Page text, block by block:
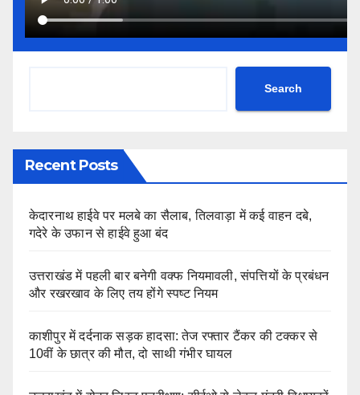
Search
Recent Posts
केदारनाथ हाईवे पर मलबे का सैलाब, तिलवाड़ा में कई वाहन दबे,
गदेरे के उफान से हाईवे हुआ बंद
उत्तराखंड में पहली बार बनेगी वक्फ नियमावली, संपत्तियों के प्रबंधन
और रखरखाव के लिए तय होंगे स्पष्ट नियम
काशीपुर में दर्दनाक सड़क हादसा: तेज रफ्तार टैंकर की टक्कर से
10वीं के छात्र की मौत, दो साथी गंभीर घायल